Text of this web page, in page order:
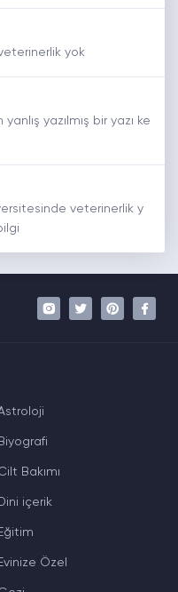
yok
yazılmış bir yazı ke
veterinerlik y
Biyografi
Bakımı
Dini içerik
Eğitim
Evinize Özel